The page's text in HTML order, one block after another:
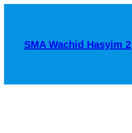
SMA Wachid Hasyim 2